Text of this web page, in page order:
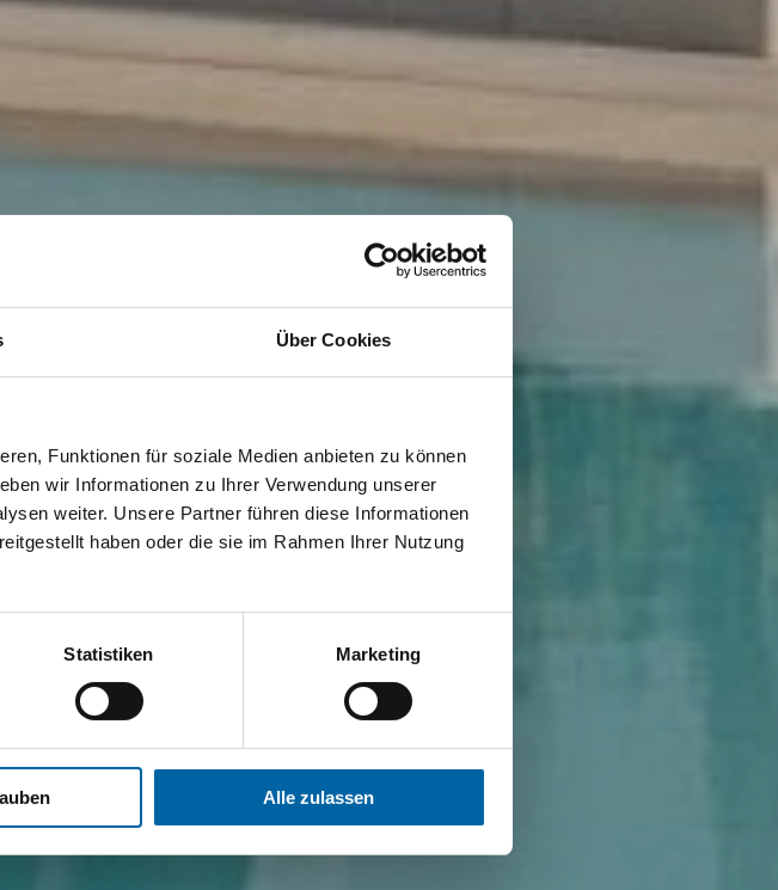
Über Cookies
Funktionen für soziale Medien anbieten zu können
wir Informationen zu Ihrer Verwendung unserer
weiter. Unsere Partner führen diese Informationen
haben oder die sie im Rahmen Ihrer Nutzung
Statistiken Marketing
Alle zulassen